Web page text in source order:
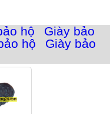
hộ
Giày bảo
hộ
Giày bảo